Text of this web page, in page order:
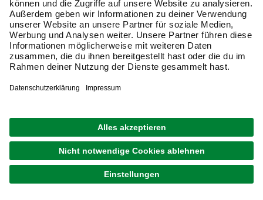
Merken
Zustellung 15.09. - 17.09.
1 von4
Newsletter: Zusammen
einem schöneren Ort.